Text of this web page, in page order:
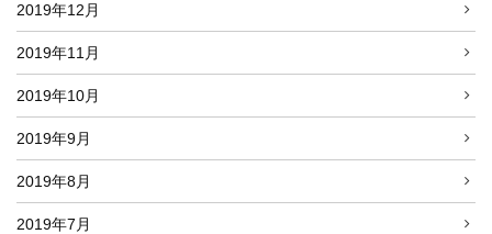
2019年12月
2019年11月
2019年10月
2019年9月
2019年8月
2019年7月